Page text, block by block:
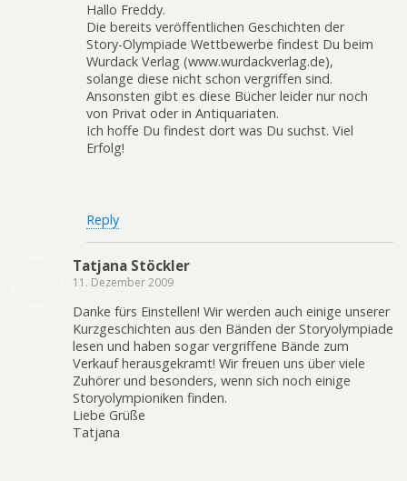
Hallo Freddy.
Die bereits veröffentlichen Geschichten der
Story-Olympiade Wettbewerbe findest Du beim
Wurdack Verlag (www.wurdackverlag.de),
solange diese nicht schon vergriffen sind.
Ansonsten gibt es diese Bücher leider nur noch
von Privat oder in Antiquariaten.
Ich hoffe Du findest dort was Du suchst. Viel
Erfolg!
Reply
Tatjana Stöckler
11. Dezember 2009
Danke fürs Einstellen! Wir werden auch einige unserer
Kurzgeschichten aus den Bänden der Storyolympiade
lesen und haben sogar vergriffene Bände zum
Verkauf herausgekramt! Wir freuen uns über viele
Zuhörer und besonders, wenn sich noch einige
Storyolympioniken finden.
Liebe Grüße
Tatjana